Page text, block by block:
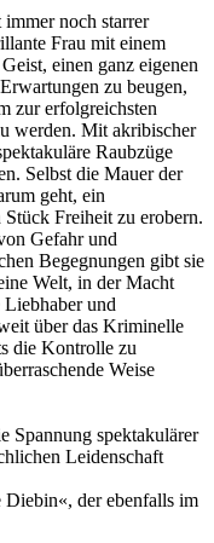
noch starrer
Frau mit einem
einen ganz eigenen
zu beugen,
zur erfolgreichsten
werden. Mit akribischer
Raubzüge
Selbst die Mauer der
geht, ein
Freiheit zu erobern.
Gefahr und
Begegnungen gibt sie
Welt, in der Macht
und
über das Kriminelle
die Kontrolle zu
Weise
Spannung spektakulärer
Leidenschaft
Diebin«, der ebenfalls im